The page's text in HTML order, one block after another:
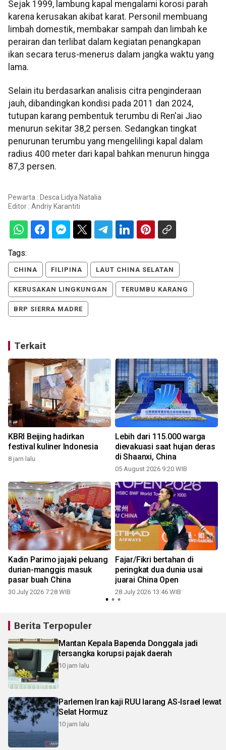
Sejak 1999, lambung kapal mengalami korosi parah
karena kerusakan akibat karat. Personil membuang
limbah domestik, membakar sampah dan limbah ke
perairan dan terlibat dalam kegiatan penangkapan
ikan secara terus-menerus dalam jangka waktu yang
lama.
Selain itu berdasarkan analisis citra penginderaan
jauh, dibandingkan kondisi pada 2011 dan 2024,
tutupan karang pembentuk terumbu di Ren'ai Jiao
menurun sekitar 38,2 persen. Sedangkan tingkat
penurunan terumbu yang mengelilingi kapal dalam
radius 400 meter dari kapal bahkan menurun hingga
87,3 persen.
Pewarta : Desca Lidya Natalia
Editor : Andriy Karantiti
Tags:
CHINA FILIPINA LAUT CHINA SELATAN
KERUSAKAN LINGKUNGAN TERUMBU KARANG
BRP SIERRA MADRE
Terkait
KBRI Beijing hadirkan
festival kuliner Indonesia
8 jam lalu
Lebih dari 115.000 warga
dievakuasi saat hujan deras
di Shaanxi, China
05 August 2026 9:20 WIB
Kadin Parimo jajaki peluang
durian-manggis masuk
pasar buah China
30 July 2026 7:28 WIB
Fajar/Fikri bertahan di
peringkat dua dunia usai
juarai China Open
28 July 2026 13:46 WIB
Berita Terpopuler
Mantan Kepala Bapenda Donggala jadi
tersangka korupsi pajak daerah
10 jam lalu
Parlemen Iran kaji RUU larang AS-Israel lewat
Selat Hormuz
10 jam lalu